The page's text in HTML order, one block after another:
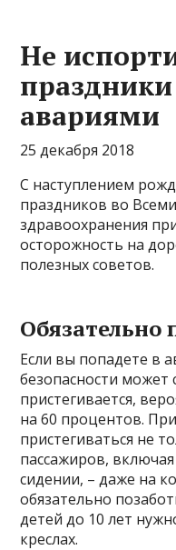
Не
авариями
25 декабря 2018
С наступлением
праздников во
здравоохранения
осторожность на
полезных советов.
Обязательно
Если вы попадете в
безопасности может
пристегивается,
на 60 процентов.
пристегиваться не
пассажиров,
сидении, – даже на
обязательно
детей до 10 лет
креслах.